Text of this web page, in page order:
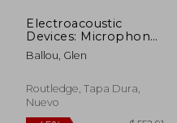
Electroacoustic
Devices: Microphones
and Loudspeakers
(en Inglés)
Ballou, Glen
Routledge, Tapa Dura,
Nuevo